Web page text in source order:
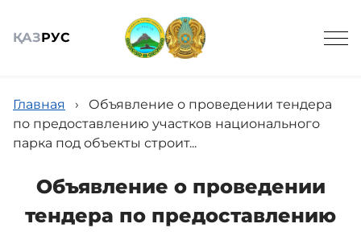
ҚАЗРУС
Общие сведения
Главная ›
Объявление о проведении тендера
по предоставлению участков национального
парка под объекты строит...
Объявление о проведении
тендера по предоставлению